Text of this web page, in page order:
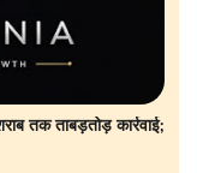
तक ताबड़तोड़ कार्रवाई;